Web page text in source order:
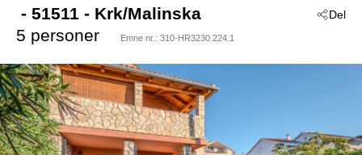
Del
- 51511 - Krk/Malinska
5 personer
Emne nr.: 310-HR3230.224.1